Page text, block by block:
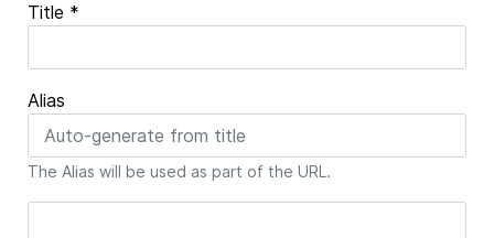
Title *
Alias
The Alias will be used as part of the URL.